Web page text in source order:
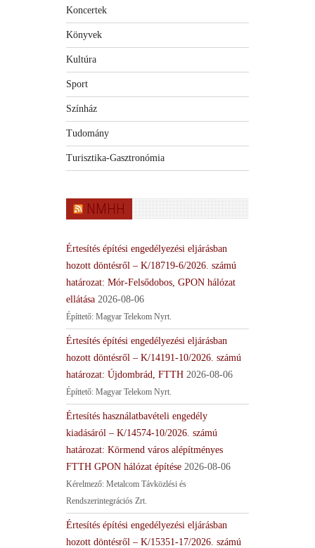
Koncertek
Könyvek
Kultúra
Sport
Színház
Tudomány
Turisztika-Gasztronómia
NMHH
Értesítés építési engedélyezési eljárásban
hozott döntésről – K/18719-6/2026. számú
határozat: Mór-Felsődobos, GPON hálózat
ellátása 2026-08-06
Építtető: Magyar Telekom Nyrt.
Értesítés építési engedélyezési eljárásban
hozott döntésről – K/14191-10/2026. számú
határozat: Újdombrád, FTTH 2026-08-06
Építtető: Magyar Telekom Nyrt.
Értesítés használatbavételi engedély
kiadásáról – K/14574-10/2026. számú
határozat: Körmend város alépítményes
FTTH GPON hálózat építése 2026-08-06
Kérelmező: Metalcom Távközlési és
Rendszerintegrációs Zrt.
Értesítés építési engedélyezési eljárásban
hozott döntésről – K/15351-17/2026. számú